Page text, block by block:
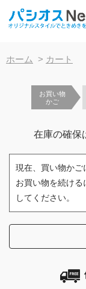
ホーム > カート
お買い物
かご
在庫の確保
現在、買い物かご
お買い物を続け
してください。